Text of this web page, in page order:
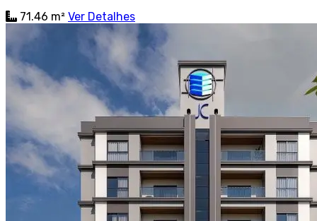
71.46 m² Ver Detalhes